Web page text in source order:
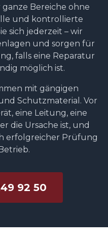
Bereiche ohne
und kontrollierte
sich jederzeit – wir
und sorgen für
falls eine Reparatur
möglich ist.
mit gängigen
Schutzmaterial. Vor
eine Leitung, eine
die Ursache ist, und
erfolgreicher Prüfung
92 50